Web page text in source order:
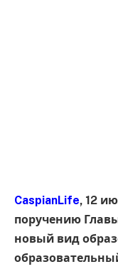
CaspianLife, 12
поручению
новый вид